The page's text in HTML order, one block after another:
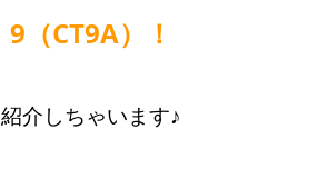
9（CT9A）！
紹介しちゃいます♪